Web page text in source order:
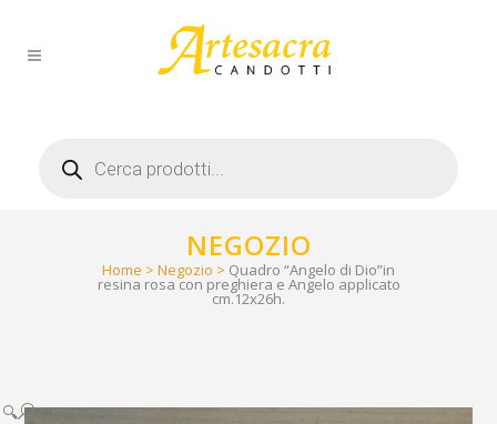
search
NEGOZIO
Home > Negozio > Quadro “Angelo di Dio”in
resina rosa con preghiera e Angelo applicato
cm.12x26h.
🔍